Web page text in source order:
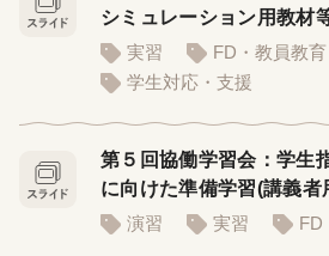
シミュレーション用教材
実習
FD・教員教育
学生対応・支援
第５回協働学習会：学生
に向けた準備学習(講義者
演習
実習 FD